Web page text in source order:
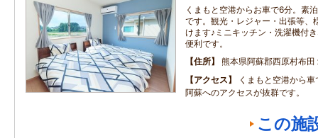
くまもと空港からお車で6分。素
です。観光・レジャー・出張等、
けます♪ミニキッチン・洗濯機付
便利です。
住所
熊本県阿蘇郡西原村布田
アクセス
くまもと空港から
阿蘇へのアクセスが抜群です。
この施